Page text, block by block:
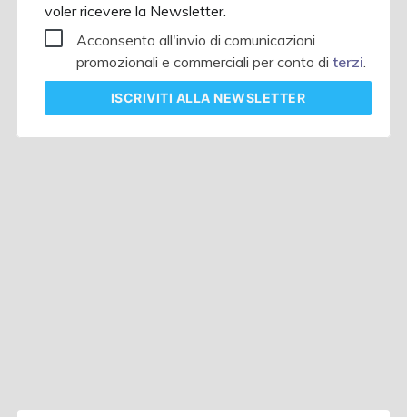
voler ricevere la Newsletter.
Acconsento all'invio di comunicazioni
promozionali e commerciali per conto diterzi.
ISCRIVITI ALLA NEWSLETTER